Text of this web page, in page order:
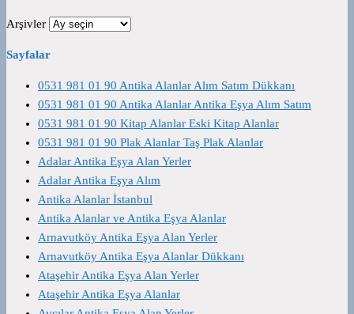
Arşivler
Sayfalar
0531 981 01 90 Antika Alanlar Alım Satım Dükkanı
0531 981 01 90 Antika Alanlar Antika Eşya Alım Satım
0531 981 01 90 Kitap Alanlar Eski Kitap Alanlar
0531 981 01 90 Plak Alanlar Taş Plak Alanlar
Adalar Antika Eşya Alan Yerler
Adalar Antika Eşya Alım
Antika Alanlar İstanbul
Antika Alanlar ve Antika Eşya Alanlar
Arnavutköy Antika Eşya Alan Yerler
Arnavutköy Antika Eşya Alanlar Dükkanı
Ataşehir Antika Eşya Alan Yerler
Ataşehir Antika Eşya Alanlar